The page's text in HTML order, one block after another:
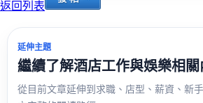
返回列表
延伸主題
繼續了解酒店工作與娛樂相關
從目前文章延伸到求職、店型、薪資、新